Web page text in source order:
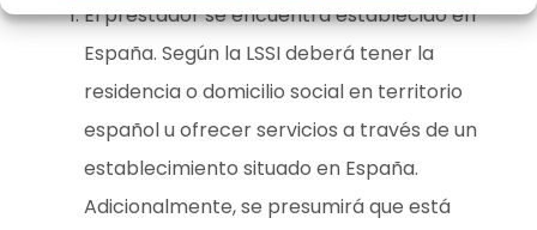
El prestador se encuentra establecido en
España. Según la LSSI deberá tener la
residencia o domicilio social en territorio
español u ofrecer servicios a través de un
establecimiento situado en España.
Adicionalmente, se presumirá que está